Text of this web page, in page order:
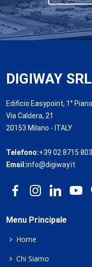
DIGIWAY SRL
Edificio Easypoint, 1° Piano
Via Caldera, 21
20153 Milano - ITALY
Telefono:+39 02 8715
Email:info@digiway.it
Menu Principale
Home
Chi Siamo